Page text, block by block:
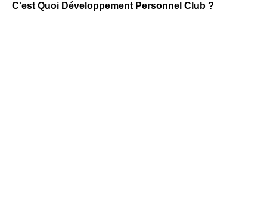
C'est Quoi Développement Personnel Club ?